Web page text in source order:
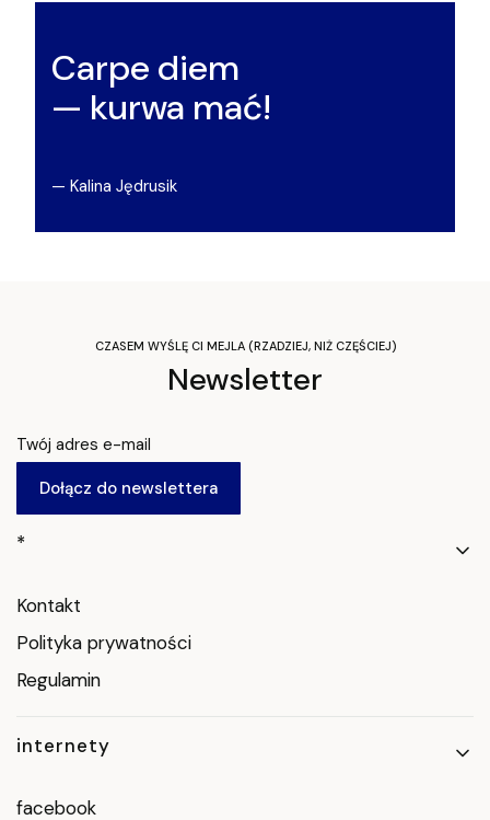
Carpe diem
— kurwa mać!
— Kalina Jędrusik
CZASEM WYŚLĘ CI MEJLA (RZADZIEJ, NIŻ CZĘŚCIEJ)
Newsletter
Twój adres e-mail
Dołącz do newslettera
Linki w stopce
*
Kontakt
Polityka prywatności
Regulamin
internety
facebook